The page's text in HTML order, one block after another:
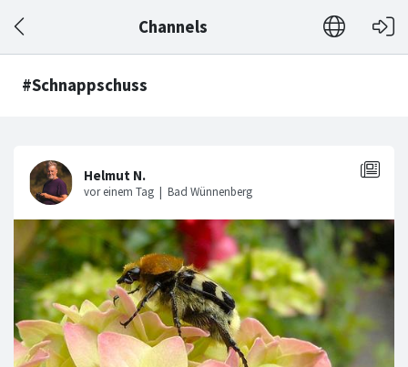
Channels
#Schnappschuss